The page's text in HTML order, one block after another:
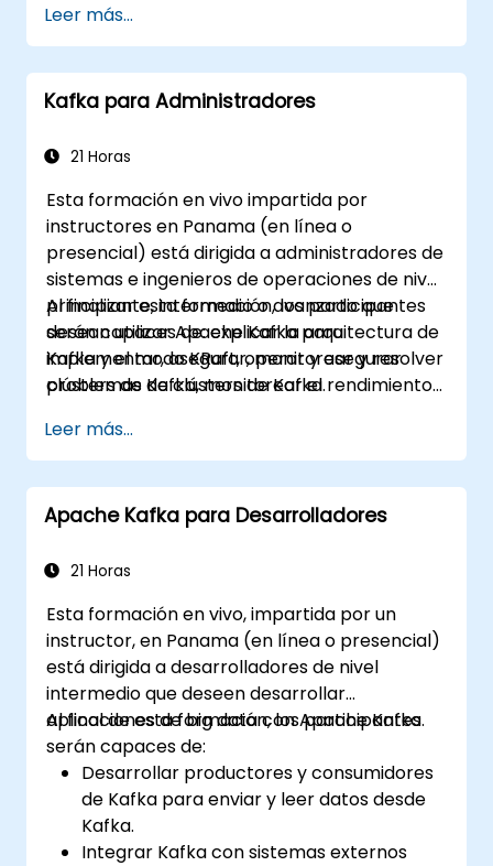
Leer más...
Kafka para Administradores
21 Horas
Esta formación en vivo impartida por
instructores en Panama (en línea o
presencial) está dirigida a administradores de
sistemas e ingenieros de operaciones de nivel
principiante, intermedio o avanzado que
desean utilizar Apache Kafka para
implementar, asegurar, monitorear y resolver
problemas de clústers de Kafka.
Al finalizar esta formación, los participantes
serán capaces de: explicar la arquitectura de
Kafka y el modo KRaft, operar y asegurar
clústers de Kafka, monitorear el rendimiento
en producción.
Leer más...
Apache Kafka para Desarrolladores
21 Horas
Esta formación en vivo, impartida por un
instructor, en Panama (en línea o presencial)
está dirigida a desarrolladores de nivel
intermedio que deseen desarrollar
aplicaciones de big data con Apache Kafka.
Al final de esta formación, los participantes
serán capaces de:
Desarrollar productores y consumidores
de Kafka para enviar y leer datos desde
Kafka.
Integrar Kafka con sistemas externos